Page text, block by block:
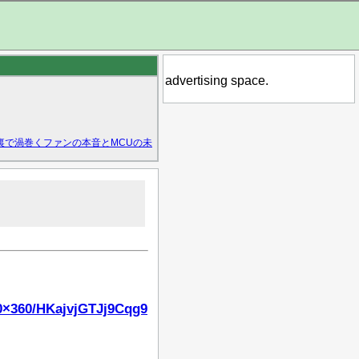
で渦巻くファンの本音とMCUの未
HKajvjGTJj9Cqg9
advertising space.